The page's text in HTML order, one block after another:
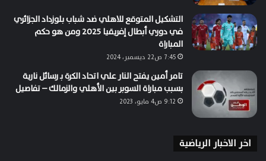
التشكيل المتوقع للاهلي ضد شباب بلوزداد الجزائري
في دوري أبطال إفريقيا 2025 ومن هو حكم
المباراة
7:45 ص22 ديسمبر، 2024
تامر أمين يفتح النار علي اتحاد الكرة بـ رسائل نارية
بسبب مباراة السوبر بين الأهلي والزمالك – تفاصيل
9:12 ص4 مايو، 2023
اخر الاخبار الرياضية